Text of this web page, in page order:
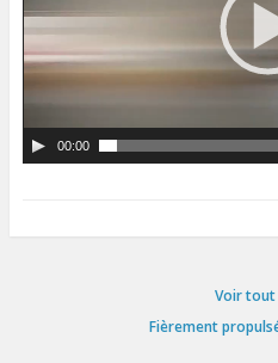
u
r
v
i
d
é
00:00
Voir tout
Fièrement